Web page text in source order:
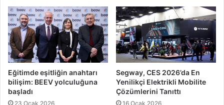
Eğitimde eşitliğin anahtarı
bilişim: BEEV yolculuğuna
başladı
23 Ocak 2026
Segway, CES 2026’da En
Yenilikçi Elektrikli Mobilite
Çözümlerini Tanıttı
16 Ocak 2026